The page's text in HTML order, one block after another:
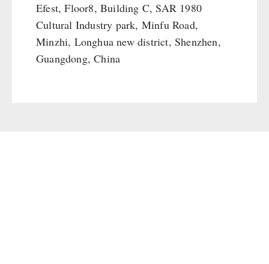
Efest, Floor8, Building C, SAR 1980
Cultural Industry park, Minfu Road,
Minzhi, Longhua new district, Shenzhen,
Guangdong, China